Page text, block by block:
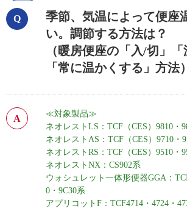
季節、気温によって便座
い。調節する方法は？
（暖房便座の「入/切」「
「常に温かくする」方法）
≪対象製品≫
ネオレストLS：TCF（CES）9810・
ネオレストAS：TCF（CES）9710・
ネオレストRS：TCF（CES）9510・
ネオレストNX：CS902系
ウォシュレット一体形便器GGA：
0・9C30系
アプリコットF：TCF4714・4724・